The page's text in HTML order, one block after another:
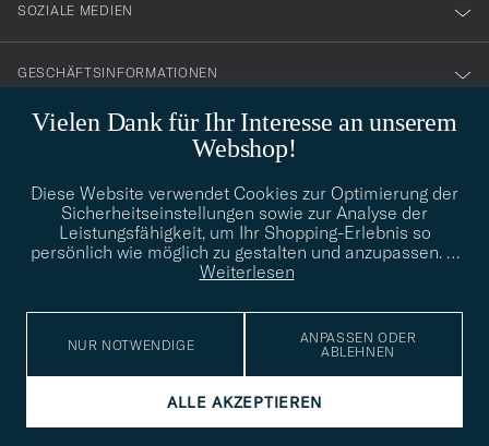
Vielen Dank für Ihr Interesse an unserem
Webshop!
Diese Website verwendet Cookies zur Optimierung der
Sicherheitseinstellungen sowie zur Analyse der
Leistungsfähigkeit, um Ihr Shopping-Erlebnis so
persönlich wie möglich zu gestalten und anzupassen. …
Weiterlesen
NUR NOTWENDIGE
ANPASSEN ODER
ABLEHNEN
ALLE AKZEPTIEREN
SOZIALE MEDIEN
GESCHÄFTSINFORMATIONEN
info@careofcarl.de
Benötigen Sie Hilfe bei der Suche nach Ihrem persönlichen Stil?
Wenden Sie sich an uns, wir helfen Ihnen gerne weiter!
STILBERATUNG